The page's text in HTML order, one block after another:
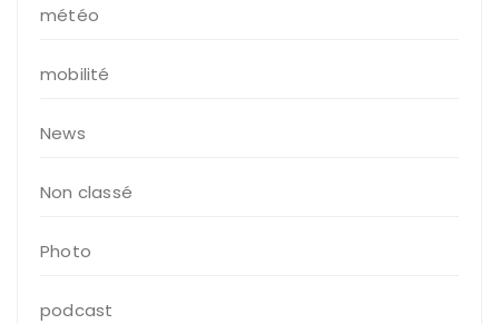
météo
mobilité
News
Non classé
Photo
podcast